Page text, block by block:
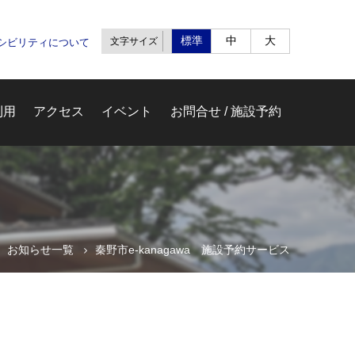
文字サイズ 標準 中 大
ビリティについて
アクセス イベント お問合せ / 施設予約
お知らせ一覧 秦野市e-kanagawa 施設予約サービス